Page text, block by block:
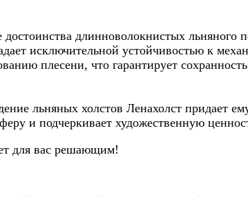
достоинства длинноволокнистых
исключительной устойчивостью к
плесени, что гарантирует
льняных холстов Ленахолст придает
и подчеркивает художественную
для вас решающим!